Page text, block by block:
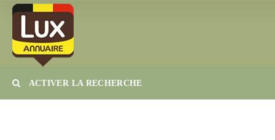
ACTIVER LA RECHERCHE